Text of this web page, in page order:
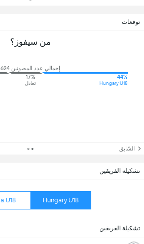
تشكيلة الفريقين
Hungary U18
U18
تشكيلة الفريقين
توقعات
من سيفوز؟
إجمالي عدد المصوتين 624
44%
Hungary U18
17%
تعادل
السّابق